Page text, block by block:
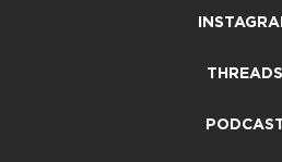
THREADS